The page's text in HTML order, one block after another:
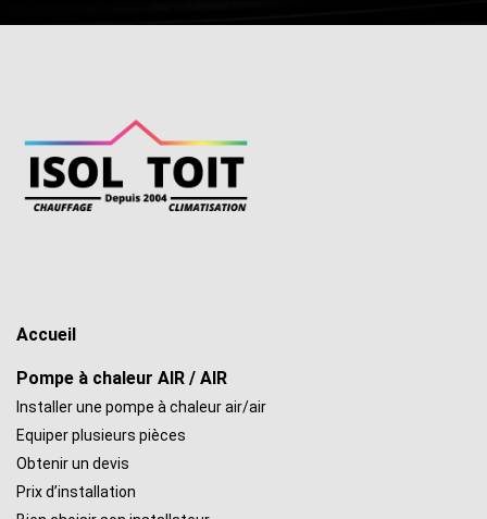
Accueil
Pompe à chaleur AIR / AIR
Installer une pompe à chaleur air/air
Equiper plusieurs pièces
Obtenir un devis
Prix d’installation